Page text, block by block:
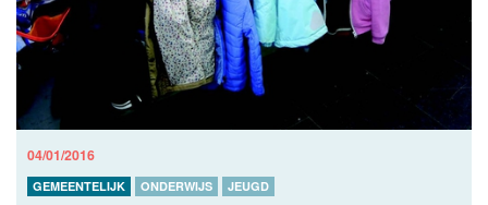
04/01/2016
GEMEENTELIJK ONDERWIJS JEUGD